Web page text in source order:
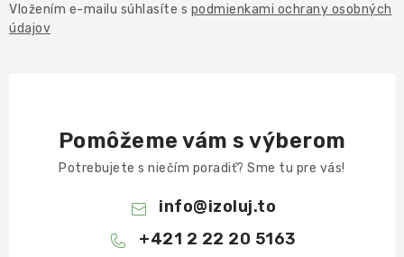
Vložením e-mailu súhlasíte s podmienkami ochrany osobných
údajov
Pomôžeme vám s výberom
Potrebujete s niečím poradiť? Sme tu pre vás!
info@izoluj.to
+421 2 22 20 5163